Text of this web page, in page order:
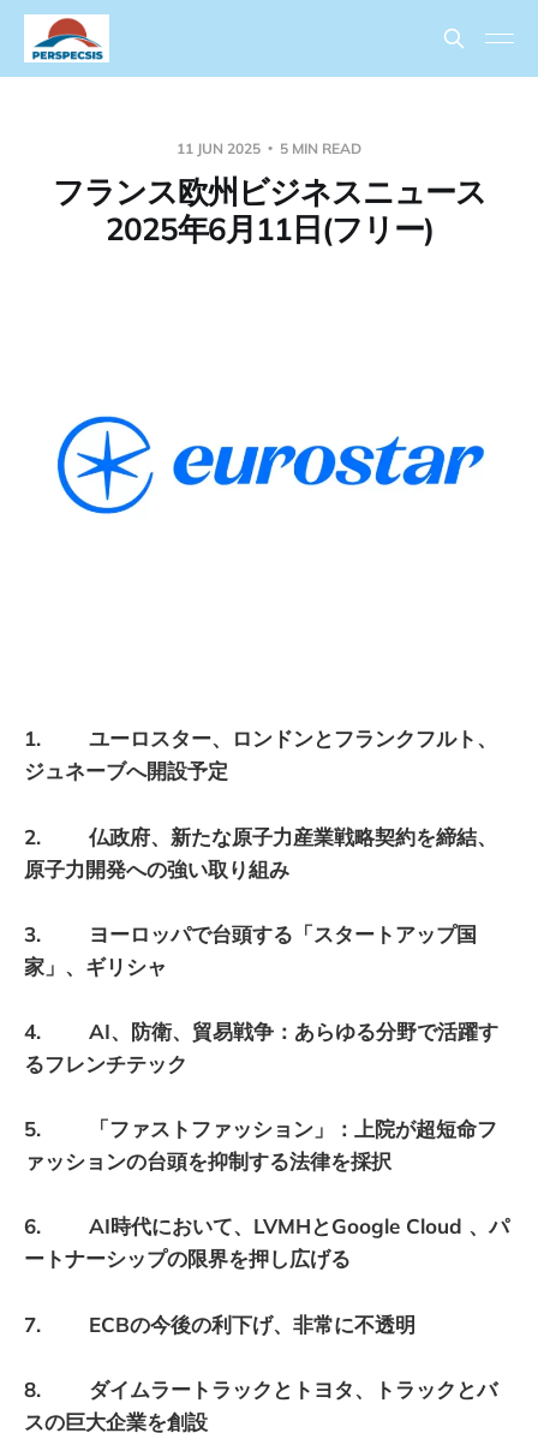
11 JUN 2025 5 MIN READ
フランス欧州ビジネスニュース
2025年6月11日(フリー)
1. ユーロスター、ロンドンとフランクフルト、
ジュネーブへ開設予定
2. 仏政府、新たな原子力産業戦略契約を締結、
原子力開発への強い取り組み
3. ヨーロッパで台頭する「スタートアップ国
家」、ギリシャ
4. AI、防衛、貿易戦争：あらゆる分野で活躍す
るフレンチテック
5. 「ファストファッション」：上院が超短命フ
ァッションの台頭を抑制する法律を採択
6. AI時代において、LVMHとGoogle Cloud 、パ
ートナーシップの限界を押し広げる
7. ECBの今後の利下げ、非常に不透明
8. ダイムラートラックとトヨタ、トラックとバ
スの巨大企業を創設